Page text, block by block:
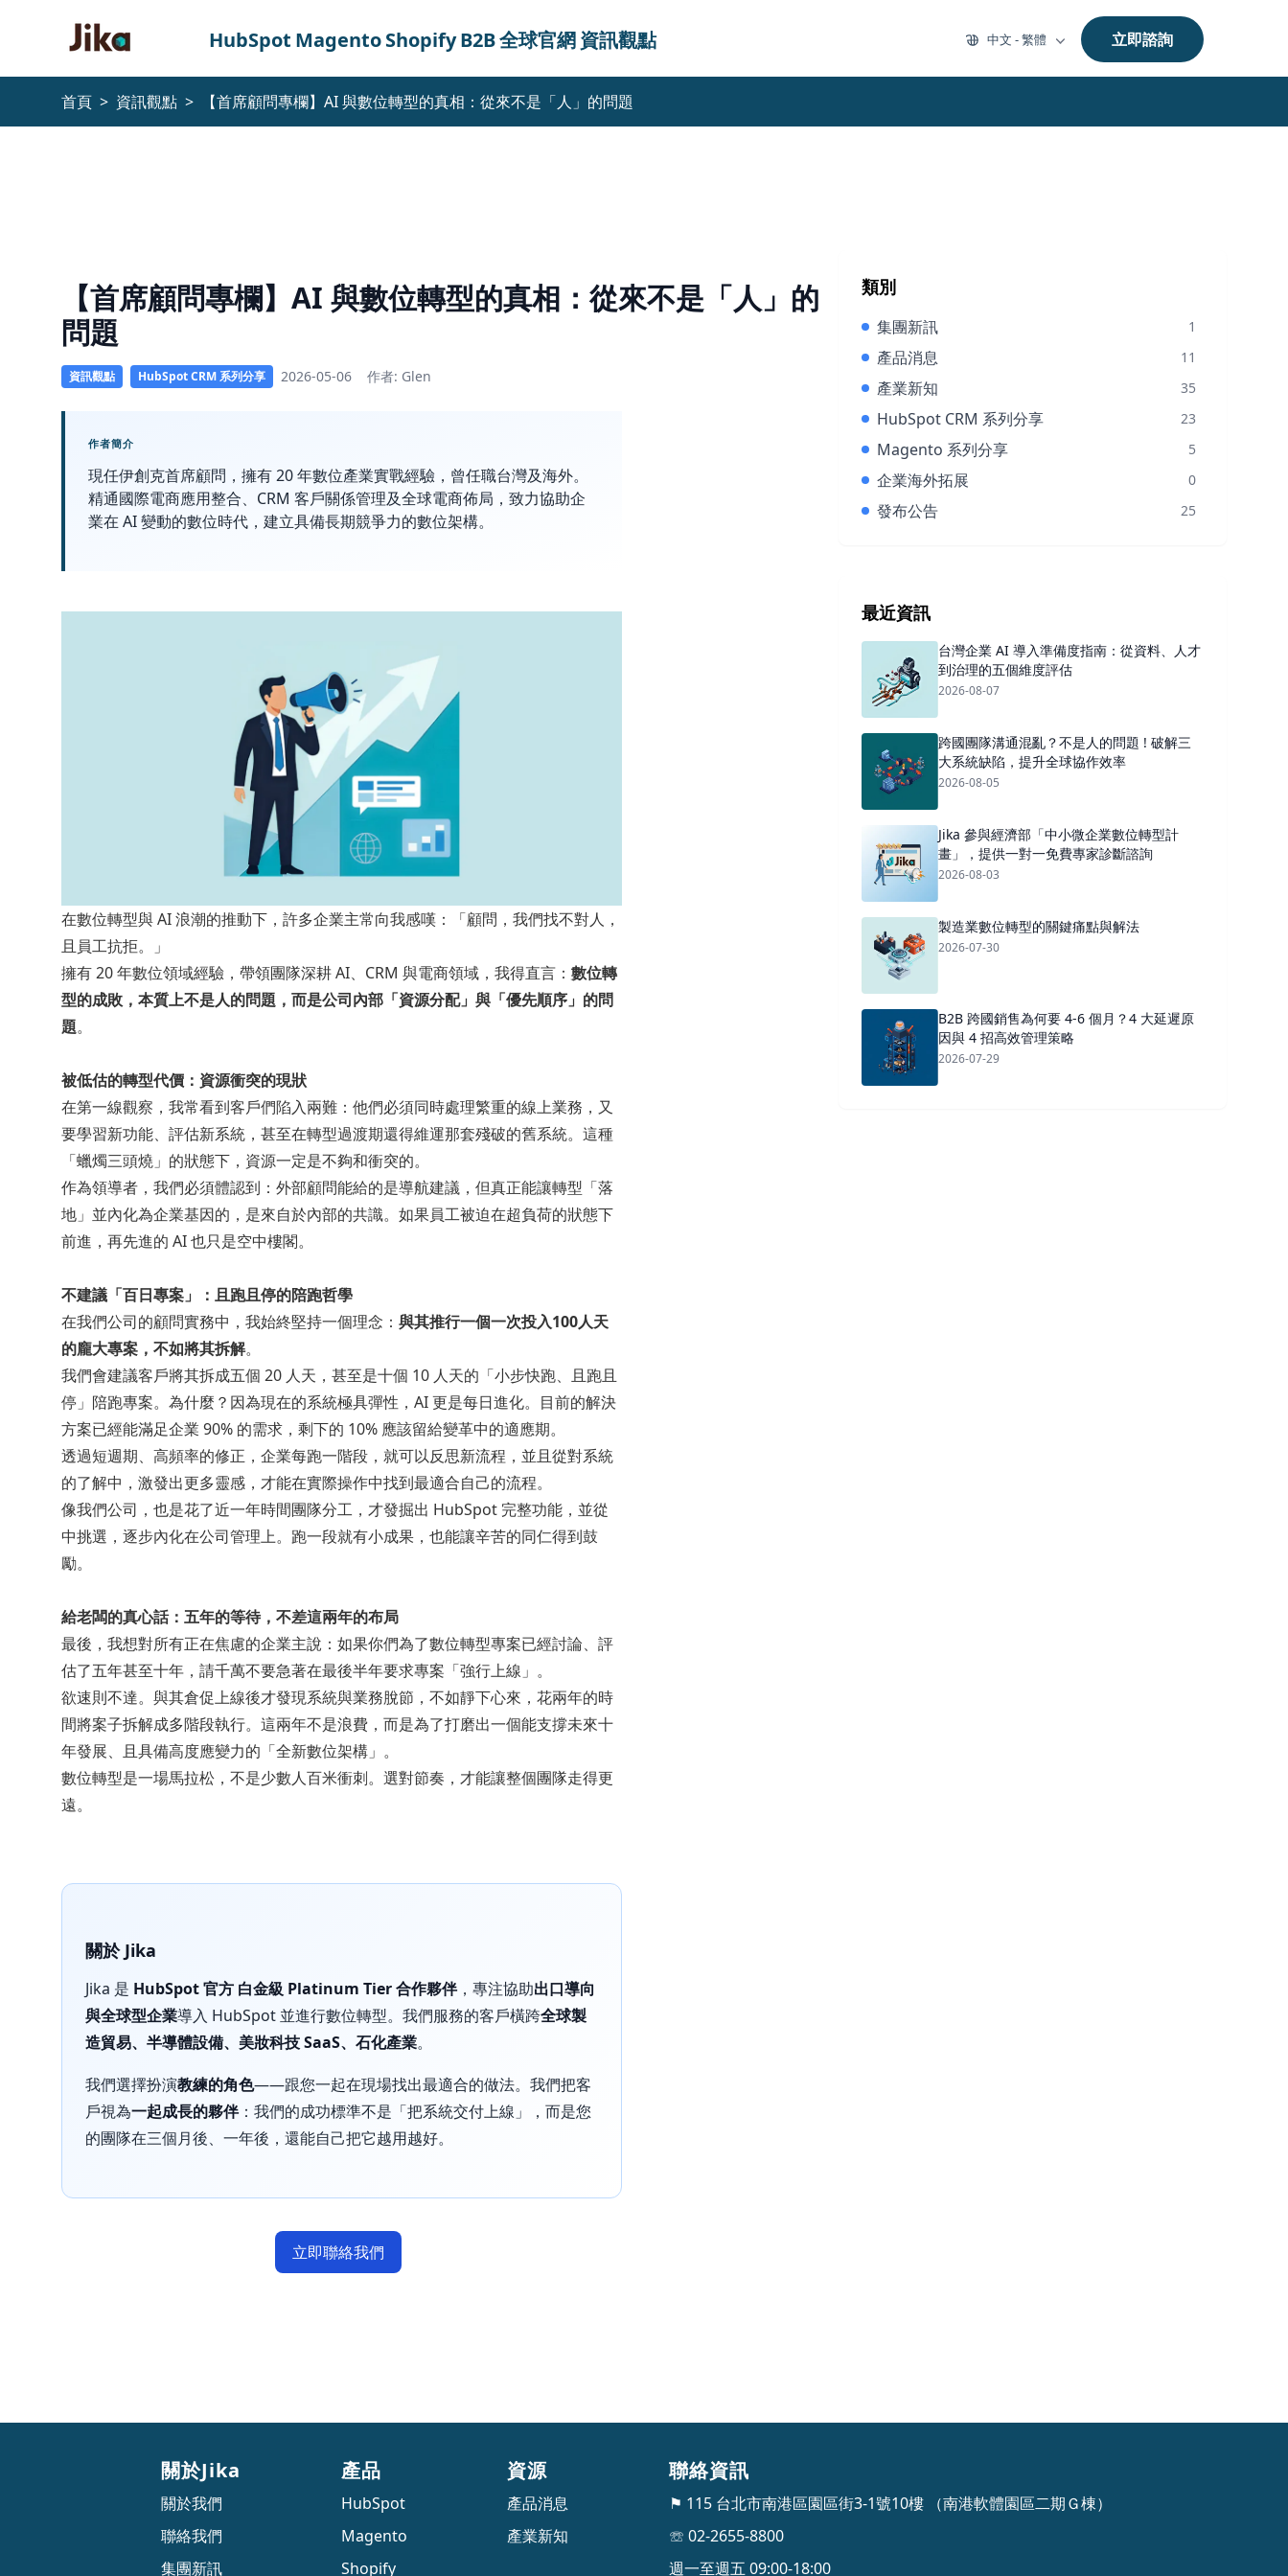
HubSpot MagentoShopifyB2B全球官網資訊觀點 中文 - 繁體 立即諮詢
首頁 > 資訊觀點 > 【首席顧問專欄】AI 與數位轉型的真相：從來不是「人」的問題
【首席顧問專欄】AI 與數位轉型的真相：從來不是「人」的
問題
資訊觀點 HubSpot CRM 系列分享 2026-05-06 作者: Glen
作者簡介
現任伊創克首席顧問，擁有 20 年數位產業實戰經驗，曾任職台灣及海外。
精通國際電商應用整合、CRM 客戶關係管理及全球電商佈局，致力協助企
業在 AI 變動的數位時代，建立具備長期競爭力的數位架構。
在數位轉型與 AI 浪潮的推動下，許多企業主常向我感嘆：「顧問，我們找不對人，
且員工抗拒。」
擁有 20 年數位領域經驗，帶領團隊深耕 AI、CRM 與電商領域，我得直言： 數位轉
型的成敗，本質上不是人的問題，而是公司內部「資源分配」與「優先順序」的問
題。
被低估的轉型代價：資源衝突的現狀
在第一線觀察，我常看到客戶們陷入兩難：他們必須同時處理繁重的線上業務，又
要學習新功能、評估新系統，甚至在轉型過渡期還得維運那套殘破的舊系統。這種
「蠟燭三頭燒」的狀態下，資源一定是不夠和衝突的。
作為領導者，我們必須體認到：外部顧問能給的是導航建議，但真正能讓轉型「落
地」並內化為企業基因的，是來自於內部的共識。如果員工被迫在超負荷的狀態下
前進，再先進的 AI 也只是空中樓閣。
不建議「百日專案」：且跑且停的陪跑哲學
在我們公司的顧問實務中，我始終堅持一個理念： 與其推行一個一次投入100人天
的龐大專案，不如將其拆解。
我們會建議客戶將其拆成五個 20 人天，甚至是十個 10 人天的「小步快跑、且跑且
停」陪跑專案。為什麼？因為現在的系統極具彈性，AI 更是每日進化。目前的解決
方案已經能滿足企業 90% 的需求，剩下的 10% 應該留給變革中的適應期。
透過短週期、高頻率的修正，企業每跑一階段，就可以反思新流程，並且從對系統
的了解中，激發出更多靈感，才能在實際操作中找到最適合自己的流程。
像我們公司，也是花了近一年時間團隊分工，才發掘出 HubSpot 完整功能，並從
中挑選，逐步內化在公司管理上。跑一段就有小成果，也能讓辛苦的同仁得到鼓
勵。
給老闆的真心話：五年的等待，不差這兩年的布局
最後，我想對所有正在焦慮的企業主說：如果你們為了數位轉型專案已經討論、評
估了五年甚至十年，請千萬不要急著在最後半年要求專案「強行上線」。
欲速則不達。與其倉促上線後才發現系統與業務脫節，不如靜下心來，花兩年的時
間將案子拆解成多階段執行。這兩年不是浪費，而是為了打磨出一個能支撐未來十
年發展、且具備高度應變力的「全新數位架構」。
數位轉型是一場馬拉松，不是少數人百米衝刺。選對節奏，才能讓整個團隊走得更
遠。
關於 Jika
Jika 是 HubSpot 官方 白金級 Platinum Tier 合作夥伴，專注協助出口導向
與全球型企業導入 HubSpot 並進行數位轉型。我們服務的客戶橫跨全球製
造貿易、半導體設備、美妝科技 SaaS、石化產業。
我們選擇扮演教練的角色——跟您一起在現場找出最適合的做法。我們把客
戶視為一起成長的夥伴：我們的成功標準不是「把系統交付上線」，而是您
的團隊在三個月後、一年後，還能自己把它越用越好。
立即聯絡我們
類別
集團新訊 1
產品消息 11
產業新知 35
HubSpot CRM 系列分享 23
Magento 系列分享 5
企業海外拓展 0
發布公告 25
最近資訊
台灣企業 AI 導入準備度指南：從資料、人才
到治理的五個維度評估
2026-08-07
跨國團隊溝通混亂？不是人的問題 ! 破解三
大系統缺陷，提升全球協作效率
2026-08-05
Jika 參與經濟部「中小微企業數位轉型計
畫」，提供一對一免費專家診斷諮詢
2026-08-03
製造業數位轉型的關鍵痛點與解法
2026-07-30
B2B 跨國銷售為何要 4-6 個月？4 大延遲原
因與 4 招高效管理策略
2026-07-29
關於Jika
關於我們
聯絡我們
集團新訊
產品
HubSpot
Magento
Shopify
資源
產品消息
產業新知
聯絡資訊
⚑ 115 台北市南港區園區街3-1號10樓 （南港軟體園區二期Ｇ棟）
☏ 02-2655-8800
週一至週五 09:00-18:00